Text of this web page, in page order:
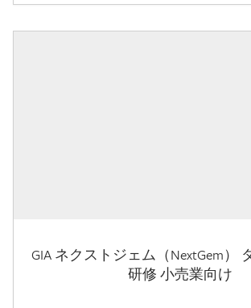
GIA ネクストジェム（NextGem）
研修 小売業向け